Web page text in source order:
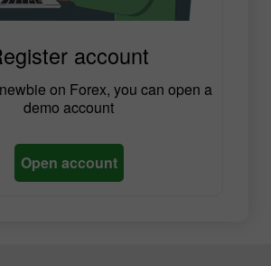
account
on Forex, you can open a
demo account
Open account